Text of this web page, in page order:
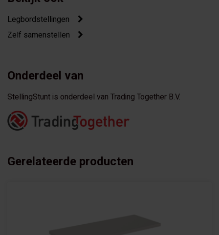
Legbordstellingen
Zelf samenstellen
Onderdeel van
StellingStunt is onderdeel van Trading Together B.V.
Gerelateerde producten